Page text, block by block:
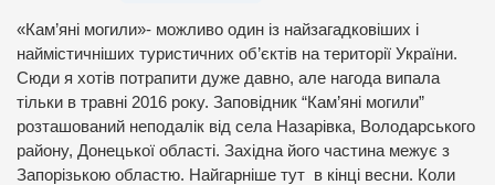
«Кам’яні могили»- можливо один із найзагадковіших і
наймістичніших туристичних об’єктів на території України.
Сюди я хотів потрапити дуже давно, але нагода випала
тільки в травні 2016 року. Заповідник “Кам’яні могили”
розташований неподалік від села Назарівка, Володарського
району, Донецької області. Західна його частина межує з
Запорізькою областю. Найгарніше тут в кінці весни. Коли